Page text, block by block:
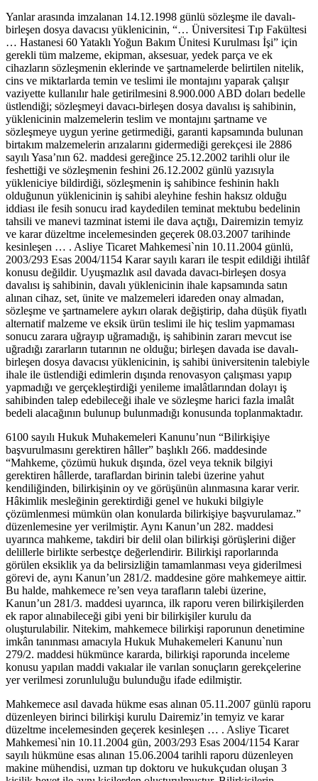
Yanlar arasında imzalanan 14.12.1998 günlü sözleşme ile davalı-
birleşen dosya davacısı yüklenicinin, “… Üniversitesi Tıp Fakültesi
… Hastanesi 60 Yataklı Yoğun Bakım Ünitesi Kurulması İşi” için
gerekli tüm malzeme, ekipman, aksesuar, yedek parça ve ek
cihazların sözleşmenin eklerinde ve şartnamelerde belirtilen nitelik,
cins ve miktarlarda temin ve teslimi ile montajını yaparak çalışır
vaziyette kullanılır hale getirilmesini 8.900.000 ABD doları bedelle
üstlendiği; sözleşmeyi davacı-birleşen dosya davalısı iş sahibinin,
yüklenicinin malzemelerin teslim ve montajını şartname ve
sözleşmeye uygun yerine getirmediği, garanti kapsamında bulunan
birtakım malzemelerin arızalarını gidermediği gerekçesi ile 2886
sayılı Yasa’nın 62. maddesi gereğince 25.12.2002 tarihli olur ile
feshettiği ve sözleşmenin feshini 26.12.2002 günlü yazısıyla
yükleniciye bildirdiği, sözleşmenin iş sahibince feshinin haklı
olduğunun yüklenicinin iş sahibi aleyhine feshin haksız olduğu
iddiası ile fesih sonucu irad kaydedilen teminat mektubu bedelinin
tahsili ve manevi tazminat istemi ile dava açtığı, Dairemizin temyiz
ve karar düzeltme incelemesinden geçerek 08.03.2007 tarihinde
kesinleşen … . Asliye Ticaret Mahkemesi`nin 10.11.2004 günlü,
2003/293 Esas 2004/1154 Karar sayılı kararı ile tespit edildiği ihtilâf
konusu değildir. Uyuşmazlık asıl davada davacı-birleşen dosya
davalısı iş sahibinin, davalı yüklenicinin ihale kapsamında satın
alınan cihaz, set, ünite ve malzemeleri idareden onay almadan,
sözleşme ve şartnamelere aykırı olarak değiştirip, daha düşük fiyatlı
alternatif malzeme ve eksik ürün teslimi ile hiç teslim yapmaması
sonucu zarara uğrayıp uğramadığı, iş sahibinin zararı mevcut ise
uğradığı zararların tutarının ne olduğu; birleşen davada ise davalı-
birleşen dosya davacısı yüklenicinin, iş sahibi üniversitenin talebiyle
ihale ile üstlendiği edimlerin dışında renovasyon çalışması yapıp
yapmadığı ve gerçekleştirdiği yenileme imalâtlarından dolayı iş
sahibinden talep edebileceği ihale ve sözleşme harici fazla imalât
bedeli alacağının bulunup bulunmadığı konusunda toplanmaktadır.
6100 sayılı Hukuk Muhakemeleri Kanunu’nun “Bilirkişiye
başvurulmasını gerektiren hâller” başlıklı 266. maddesinde
“Mahkeme, çözümü hukuk dışında, özel veya teknik bilgiyi
gerektiren hâllerde, taraflardan birinin talebi üzerine yahut
kendiliğinden, bilirkişinin oy ve görüşünün alınmasına karar verir.
Hâkimlik mesleğinin gerektirdiği genel ve hukuki bilgiyle
çözümlenmesi mümkün olan konularda bilirkişiye başvurulamaz.”
düzenlemesine yer verilmiştir. Aynı Kanun’un 282. maddesi
uyarınca mahkeme, takdiri bir delil olan bilirkişi görüşlerini diğer
delillerle birlikte serbestçe değerlendirir. Bilirkişi raporlarında
görülen eksiklik ya da belirsizliğin tamamlanması veya giderilmesi
görevi de, aynı Kanun’un 281/2. maddesine göre mahkemeye aittir.
Bu halde, mahkemece re’sen veya tarafların talebi üzerine,
Kanun’un 281/3. maddesi uyarınca, ilk raporu veren bilirkişilerden
ek rapor alınabileceği gibi yeni bir bilirkişiler kurulu da
oluşturulabilir. Nitekim, mahkemece bilirkişi raporunun denetimine
imkân tanınması amacıyla Hukuk Muhakemeleri Kanunu`nun
279/2. maddesi hükmünce kararda, bilirkişi raporunda inceleme
konusu yapılan maddi vakıalar ile varılan sonuçların gerekçelerine
yer verilmesi zorunluluğu bulunduğu ifade edilmiştir.
Mahkemece asıl davada hükme esas alınan 05.11.2007 günlü raporu
düzenleyen birinci bilirkişi kurulu Dairemiz’in temyiz ve karar
düzeltme incelemesinden geçerek kesinleşen … . Asliye Ticaret
Mahkemesi`nin 10.11.2004 gün, 2003/293 Esas 2004/1154 Karar
sayılı hükmüne esas alınan 15.06.2004 tarihli raporu düzenleyen
makine mühendisi, uzman tıp doktoru ve hukukçudan oluşan 3